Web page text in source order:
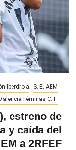
Iberdrola
S. E. AEM
Féminas C. F.
estreno de
y caída del
a 2RFEF